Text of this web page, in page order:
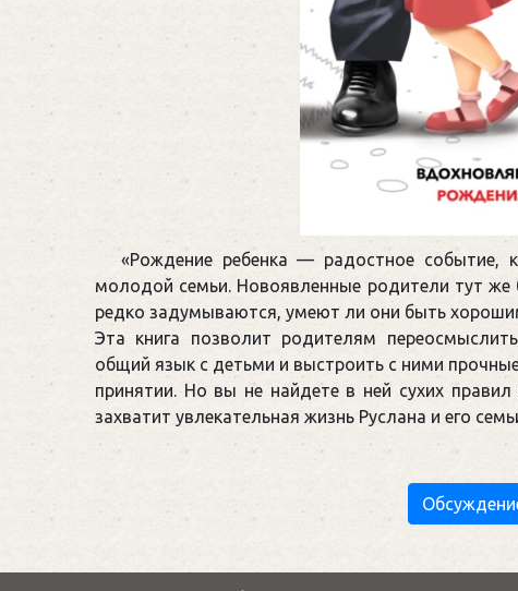
«Рождение ребенка — радостное событие,
молодой семьи. Новоявленные родители тут же
редко задумываются, умеют ли они быть
Эта книга позволит родителям
общий язык с детьми и выстроить с ними
принятии. Но вы не найдете в ней сухих
захватит увлекательная жизнь Руслана и его